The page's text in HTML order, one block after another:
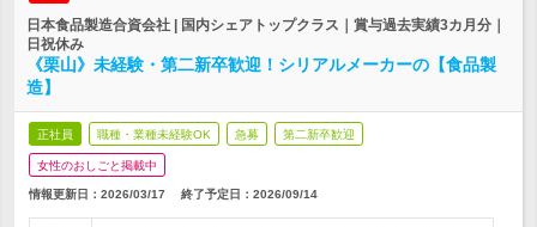
日本食品製造合資会社 | 国内シェアトップクラス｜賞与過去実績3カ月分｜
日祝休み
《栗山》未経験・第二新卒歓迎！シリアルメーカーの【食品製
造】
正社員 職種・業種未経験OK 急募 第二新卒歓迎
女性のおしごと掲載中
情報更新日：2026/03/17 終了予定日： 2026/09/14